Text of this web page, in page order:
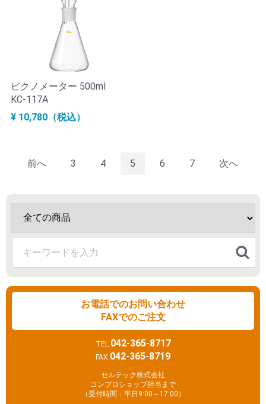
お電話でのお問い合わせ
FAXでのご注文
TEL. 042-365-8717
FAX. 042-365-8719
セルテック株式会社
コンプロショップ担当まで
（受付時間：平日9:00～17:00）
ピクノメーター 500ml
KC-117A
¥ 10,780（税込）
前へ 3 4 5 6 7 次へ